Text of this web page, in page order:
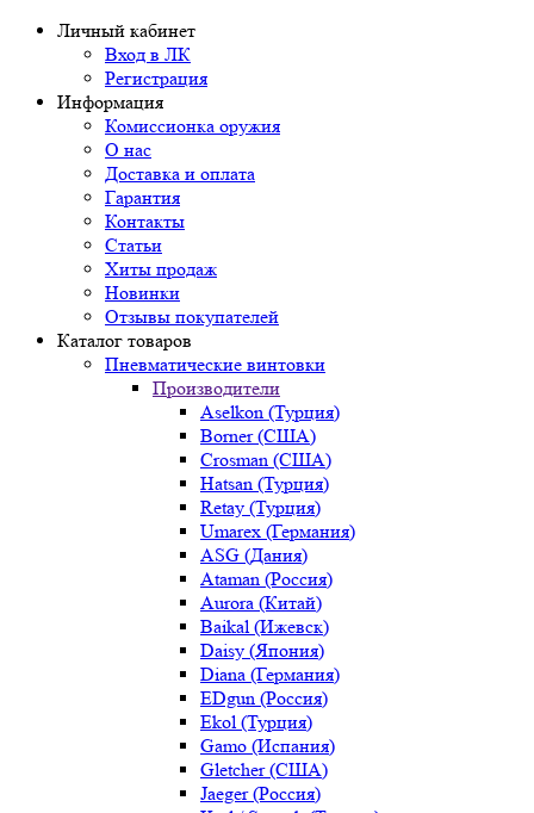
Личный кабинет
Вход в ЛК
Регистрация
Информация
Комиссионка оружия
О нас
Доставка и оплата
Гарантия
Контакты
Статьи
Хиты продаж
Новинки
Отзывы покупателей
Каталог товаров
Пневматические винтовки
Производители
Aselkon (Турция)
Borner (США)
Crosman (США)
Hatsan (Турция)
Retay (Турция)
Umarex (Германия)
ASG (Дания)
Ataman (Россия)
Aurora (Китай)
Baikal (Ижевск)
Daisy (Япония)
Diana (Германия)
EDgun (Россия)
Ekol (Турция)
Gamo (Испания)
Gletcher (США)
Jaeger (Россия)